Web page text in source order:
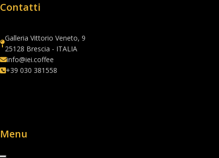
Contatti
Galleria Vittorio Veneto, 9
25128 Brescia - ITALIA
info@iei.coffee
+39 030 381558
Menu